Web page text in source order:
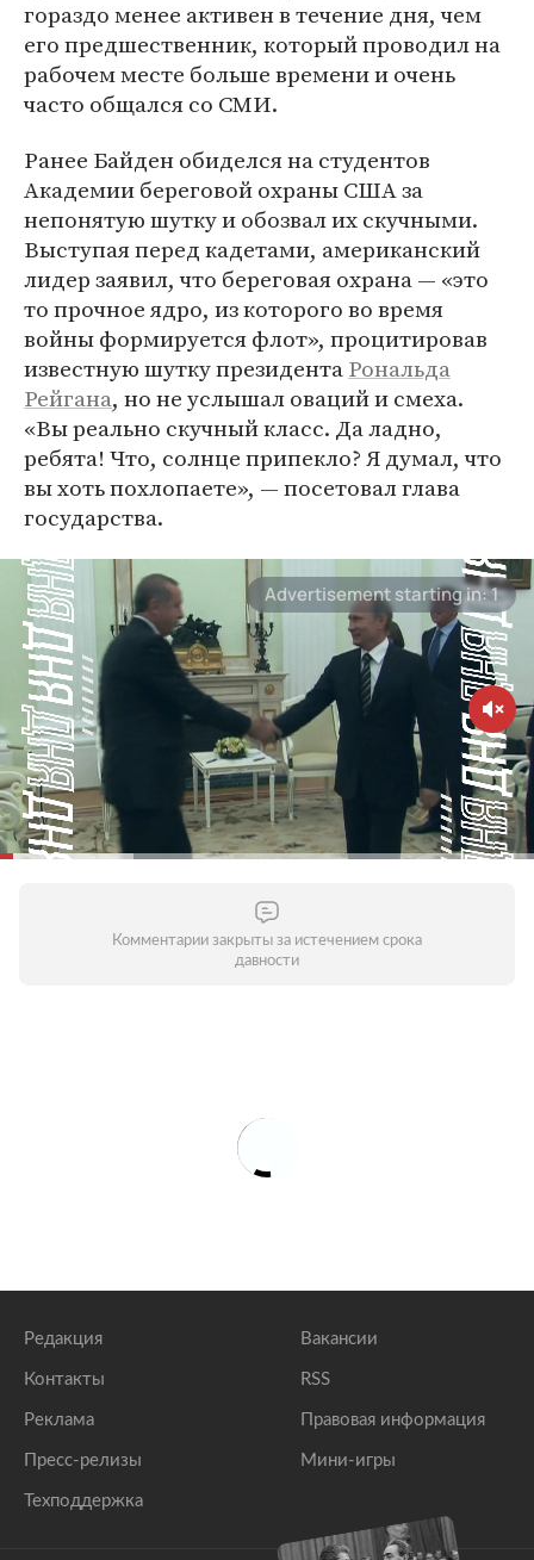
гораздо менее активен в течение дня, чем
его предшественник, который проводил на
рабочем месте больше времени и очень
часто общался со СМИ.
Ранее Байден обиделся на студентов
Академии береговой охраны США за
непонятую шутку и обозвал их скучными.
Выступая перед кадетами, американский
лидер заявил, что береговая охрана — «это
то прочное ядро, из которого во время
войны формируется флот», процитировав
известную шутку президентаРональда
Рейгана, но не услышал оваций и смеха.
«Вы реально скучный класс. Да ладно,
ребята! Что, солнце припекло? Я думал, что
вы хоть похлопаете», — посетовал глава
государства.
Комментарии закрыты за истечением срока
давности
Редакция
Контакты
Реклама
Пресс-релизы
Техподдержка
Вакансии
RSS
Правовая информация
Мини-игры